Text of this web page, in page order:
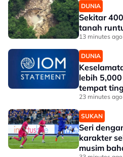
DUNIA
Sekitar
tanah
13 minutes ago
DUNIA
lebih
tempat
IOM
23 minutes ago
SUKAN
Seri
karakter
musim